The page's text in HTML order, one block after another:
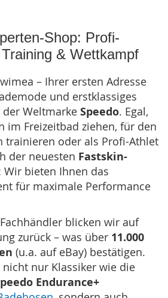
HINZUFÜGEN
HINZUFÜGEN
Shop: Profi-
& Wettkampf
– Ihrer ersten Adresse
und erstklassiges
Weltmarke Speedo. Egal,
im Freizeitbad ziehen, für den
trainieren oder als Profi-Athlet
der neuesten Fastskin-
Wir bieten Ihnen das
für maximale Performance
blicken wir auf
zurück – was über 11.000
(u.a. auf eBay) bestätigen.
nur Klassiker wie die
Endurance+